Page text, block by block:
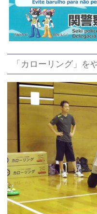
「カローリング」を